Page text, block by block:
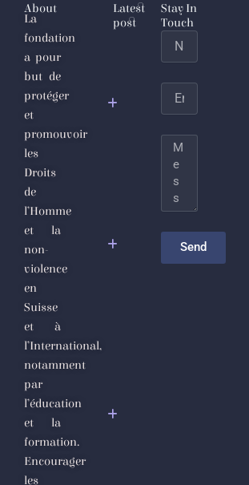
About
La
fondation
a pour
but de
protéger
et
promouvoir
les
Droits
de
l’Homme
et la
non-
violence
en
Suisse
et à
l’International,
notamment
par
l’éducation
et la
formation.
Encourager
les
Latest
post
L’Étaticule
joulanesque
ou les
sécrétions
totalitarisme
djihadiste
nettoyage
sectaire
comme
Stay In
Touch
Message
Send